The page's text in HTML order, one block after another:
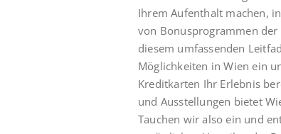
Ihrem Aufenthalt machen,
von Bonusprogrammen
diesem umfassenden
Möglichkeiten in Wien ein
Kreditkarten Ihr Erlebnis
und Ausstellungen bietet
Tauchen wir also ein und